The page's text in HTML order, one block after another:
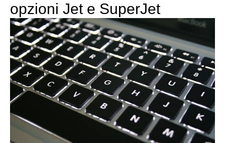
opzioni Jet e SuperJet